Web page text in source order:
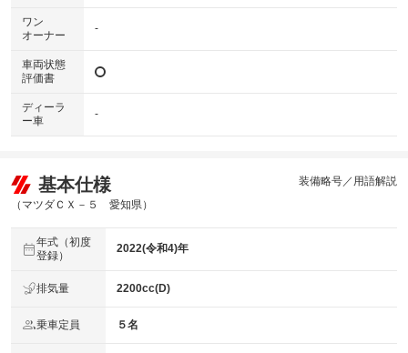
ワン
オーナー
-
車両状態
評価書
ディーラ
ー車
-
基本仕様
（マツダＣＸ－５ 愛知県）
装備略号／用語解説
年式（初度
登録）
2022(令和4)年
排気量 2200cc(D)
乗車定員 ５名